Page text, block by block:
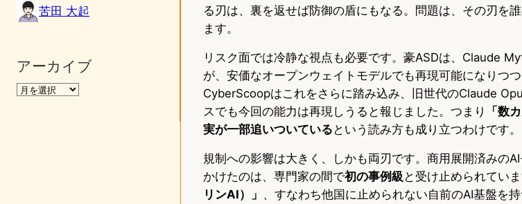
苦田 大起
アーカイブ
る刃は、裏を返せば防御の盾にもなる。問題は、その刃を
ます。
リスク面では冷静な視点も必要です。豪ASDは、Claude
が、安価なオープンウェイトモデルでも再現可能になりつつ
CyberScoopはこれをさらに踏み込み、旧世代のClaude
スでも今回の能力は再現しうると報じました。つまり
「数
実が一部追いついている という読み方も成り立つわけです。
規制への影響は大きく、しかも両刃です。商用展開済みの
かけたのは、専門家の間で初の事例級 と受け止められてい
リンAI）」 、すなわち他国に止められない自前のAI基盤を